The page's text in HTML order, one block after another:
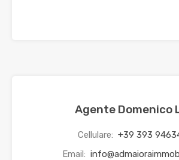
Agente Domenico
Cellulare: +39 393
Email: